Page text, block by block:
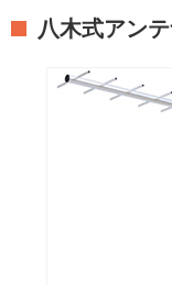
八木式アン